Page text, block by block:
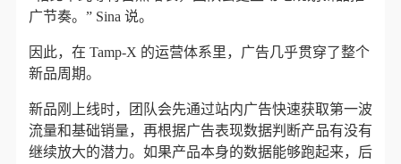
广节奏。” Sina 说。
因此，在 Tamp-X 的运营体系里，广告几乎贯穿了整个
新品周期。
新品刚上线时，团队会先通过站内广告快速获取第一波
流量和基础销量，再根据广告表现数据判断产品有没有
继续放大的潜力。如果产品本身的数据能够跑起来，后